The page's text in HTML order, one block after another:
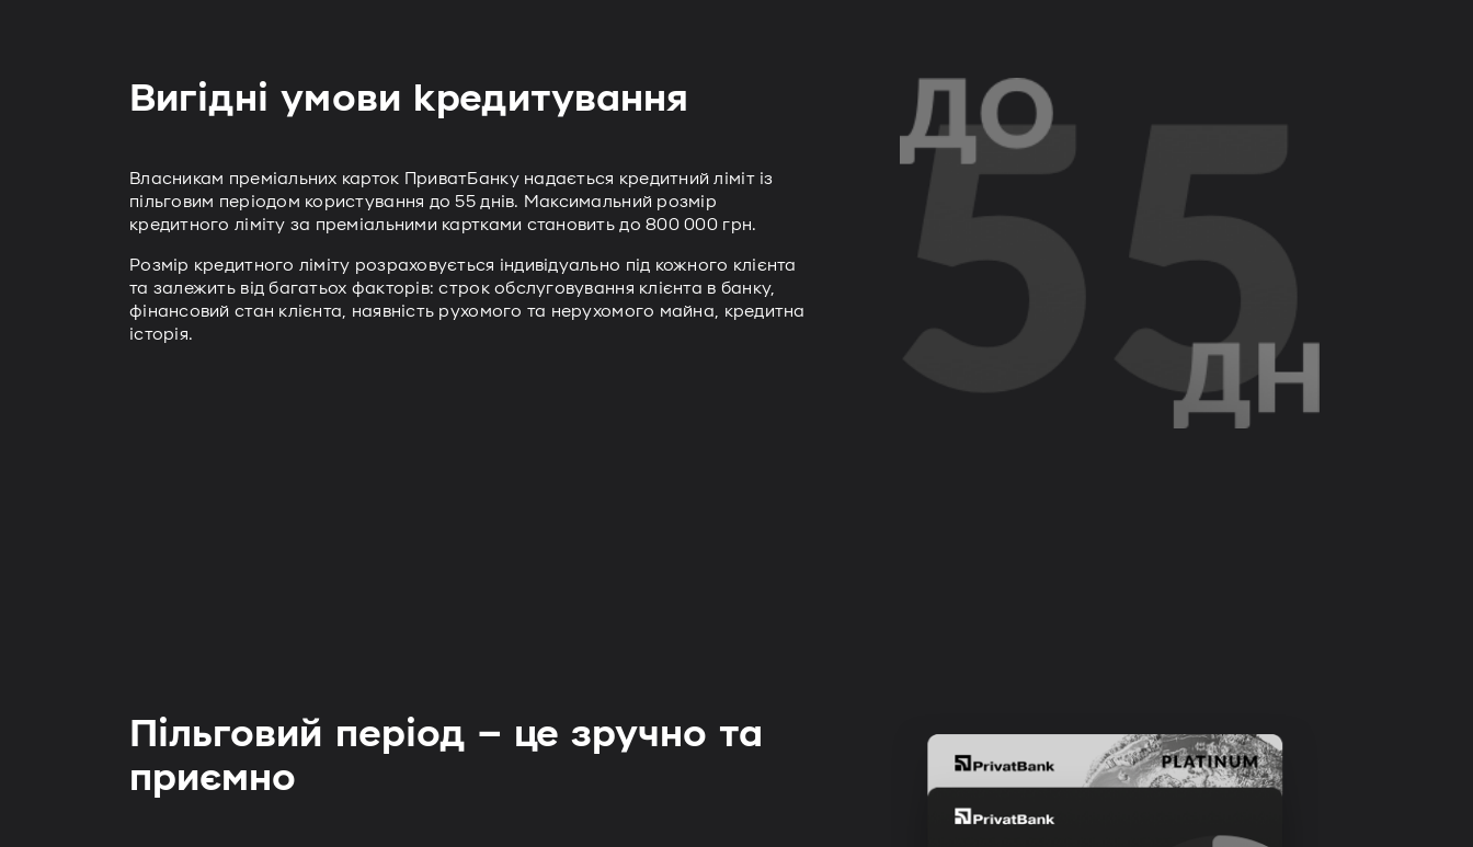
Вигідні умови кредитування
Власникам преміальних карток ПриватБанку надається кредитний ліміт із
пільговим періодом користування до 55 днів. Максимальний розмір
кредитного ліміту за преміальними картками становить до 800 000 грн.
Розмір кредитного ліміту розраховується індивідуально під кожного клієнта
та залежить від багатьох факторів: строк обслуговування клієнта в банку,
фінансовий стан клієнта, наявність рухомого та нерухомого майна, кредитна
історія.
Пільговий період – це зручно та
приємно